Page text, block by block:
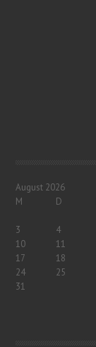
August 2026
M
D
3
4
10
11
17
18
24
25
31